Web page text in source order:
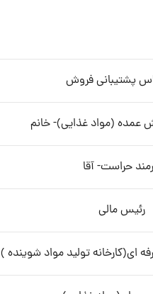
پشتیبانی فروش
عمده (مواد غذایی)- خانم
حراست- آقا
رئیس مالی
ای(کارخانه تولید مواد شوینده )